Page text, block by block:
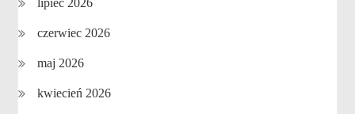
lipiec 2026
czerwiec 2026
maj 2026
kwiecień 2026